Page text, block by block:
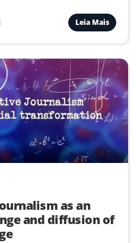
Leia Mais
as an
and diffusion of